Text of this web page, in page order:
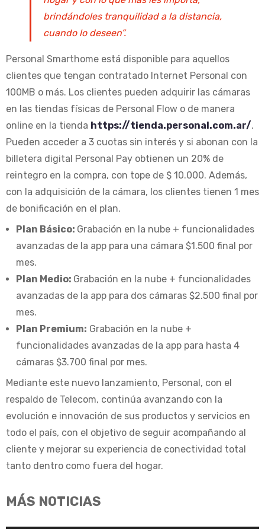
brindándoles tranquilidad a la distancia,
cuando lo deseen”.
Personal Smarthome está disponible para aquellos
clientes que tengan contratado Internet Personal con
100MB o más. Los clientes pueden adquirir las cámaras
en las tiendas físicas de Personal Flow o de manera
online en la tienda https://tienda.personal.com.ar/.
Pueden acceder a 3 cuotas sin interés y si abonan con la
billetera digital Personal Pay obtienen un 20% de
reintegro en la compra, con tope de $ 10.000. Además,
con la adquisición de la cámara, los clientes tienen 1 mes
de bonificación en el plan.
Plan Básico: Grabación en la nube + funcionalidades
avanzadas de la app para una cámara $1.500 final por
mes.
Plan Medio: Grabación en la nube + funcionalidades
avanzadas de la app para dos cámaras $2.500 final por
mes.
Plan Premium: Grabación en la nube +
funcionalidades avanzadas de la app para hasta 4
cámaras $3.700 final por mes.
Mediante este nuevo lanzamiento, Personal, con el
respaldo de Telecom, continúa avanzando con la
evolución e innovación de sus productos y servicios en
todo el país, con el objetivo de seguir acompañando al
cliente y mejorar su experiencia de conectividad total
tanto dentro como fuera del hogar.
MÁS NOTICIAS